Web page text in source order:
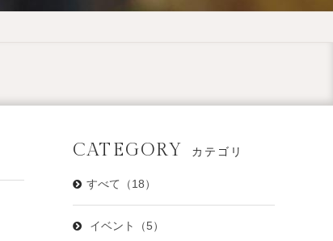
CATEGORY カテゴリ
すべて（18）
イベント（5）